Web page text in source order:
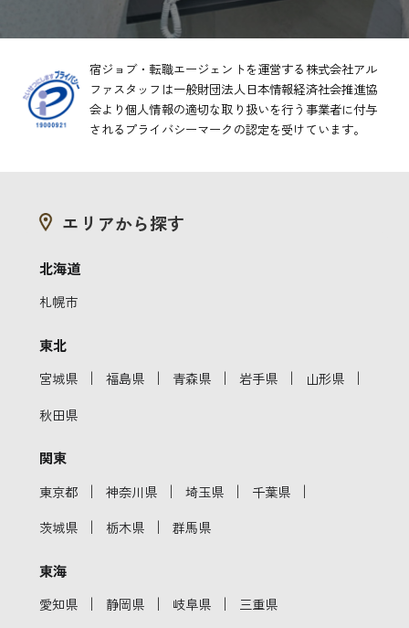
宿ジョブ・転職エージェントを運営する株式会社アル
ファスタッフは一般財団法人日本情報経済社会推進協
会より個人情報の適切な取り扱いを行う事業者に付与
されるプライバシーマークの認定を受けています。
エリアから探す
北海道
札幌市
東北
宮城県 ｜ 福島県 ｜ 青森県 ｜ 岩手県 ｜ 山形県 ｜
秋田県
関東
東京都 ｜ 神奈川県 ｜ 埼玉県 ｜ 千葉県 ｜
茨城県 ｜ 栃木県 ｜ 群馬県
東海
愛知県 ｜ 静岡県 ｜ 岐阜県 ｜ 三重県